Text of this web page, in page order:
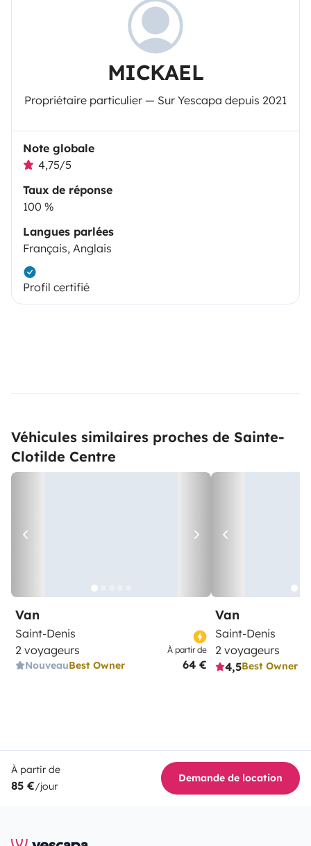
MICKAEL
Propriétaire particulier — Sur Yescapa depuis 2021
Note globale
4,75/5
Taux de réponse
100 %
Langues parlées
Français, Anglais
Profil certifié
Véhicules similaires proches de Sainte-
Clotilde Centre
Van
Saint-Denis
2 voyageurs
NouveauBest Owner
À partir de
64 €
Van
Saint-Denis
2 voyageurs
4,5Best Owner
À partir de
85 €/jour
Demande de location